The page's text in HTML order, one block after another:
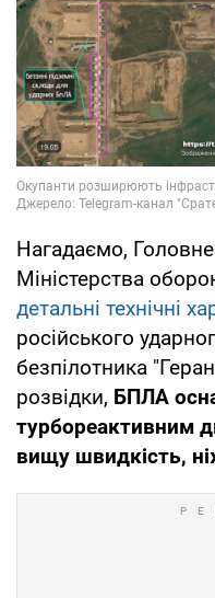
Нагадаємо,
Міністерства
детальні технічні
російського
безпілотника
розвідки, БПЛА
турбореактивним
вищу швидкість,